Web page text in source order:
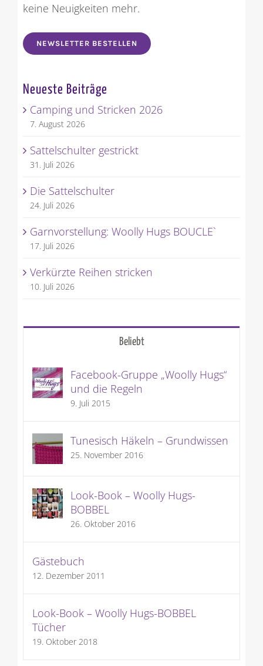
keine Neuigkeiten mehr.
NEWSLETTER BESTELLEN
Neueste Beiträge
Camping und Stricken 2026
7. August 2026
Sattelschulter gestrickt
31. Juli 2026
Die Sattelschulter
24. Juli 2026
Garnvorstellung: Woolly Hugs BOUCLE`
17. Juli 2026
Verkürzte Reihen stricken
10. Juli 2026
Beliebt
Facebook-Gruppe „Woolly Hugs“
und die Regeln
9. Juli 2015
Tunesisch Häkeln – Grundwissen
25. November 2016
Look-Book – Woolly Hugs-
BOBBEL
26. Oktober 2016
Gästebuch
12. Dezember 2011
Look-Book – Woolly Hugs-BOBBEL
Tücher
19. Oktober 2018